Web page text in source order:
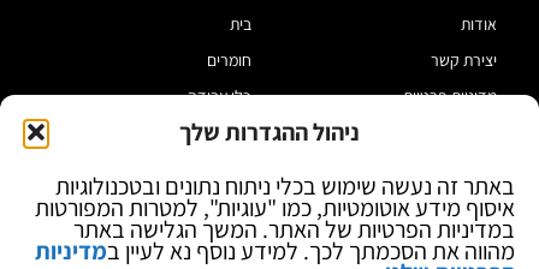
ניהול ההגדרות שלך
באתר זה נעשה שימוש בכלי ניתוח נתונים ובטכנולוגיות
איסוף מידע אוטומטיות, כמו "עוגיות", למטרות המפורטות
במדיניות הפרטיות של האתר. המשך הגלישה באתר
מהווה את הסכמתך לכך. למידע נוסף נא לעיין במדיניות
אודות
יצירת קשר
מדיניות פרטיות
בלוג
בית
חומרים
כלי עבודה
מוצרי הלחמה
ספקי כח ומודדים
ציוד אופטי להגדלה